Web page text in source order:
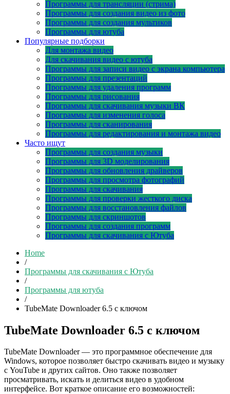
Программы для трансляции (стрима)
Программы для создания видео из фото
Программы для создания мультиков
Программы для ютуба
Популярные подборки
Для монтажа видео
Для скачивания видео с ютуба
Программы для записи видео с экрана компьютера
Программы для презентаций
Программы для удаления программ
Программы для рисования
Программы для скачивания музыки ВК
Программы для изменения голоса
Программы для сканирования
Программы для редактирования и монтажа видео
Часто ищут
Программы для создания музыки
Программы для 3D моделирования
Программы для обновления драйверов
Программы для просмотра фотографий
Программы для скачивания
Программы для проверки жесткого диска
Программы для восстановления файлов
Программы для скриншотов
Программы для создания программ
Программы для скачивания с Ютуба
Home
/
Программы для скачивания с Ютуба
/
Программы для ютуба
/
TubeMate Downloader 6.5 с ключом
TubeMate Downloader 6.5 с ключом
TubeMate Downloader — это программное обеспечение для
Windows, которое позволяет быстро скачивать видео и музыку
с YouTube и других сайтов. Оно также позволяет
просматривать, искать и делиться видео в удобном
интерфейсе. Вот краткое описание его возможностей: